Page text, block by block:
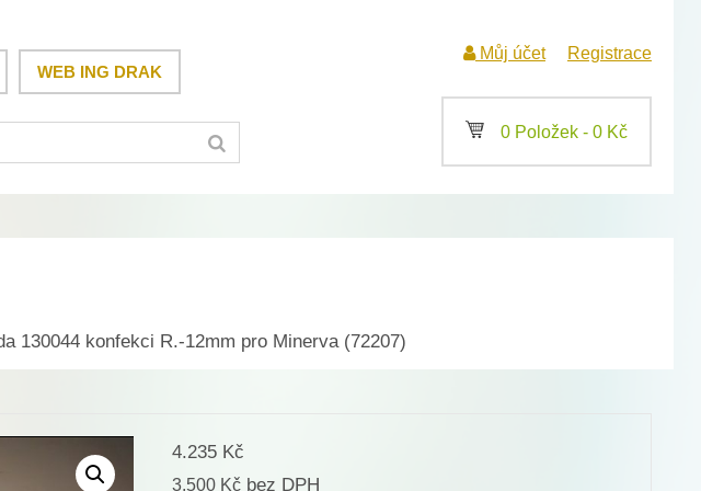
WEB ING DRAK
Můj účet Registrace
a 0 Položek - 0 Kč
130044 konfekci R.-12mm pro Minerva (72207)
4.235 Kč
3.500 Kč bez DPH